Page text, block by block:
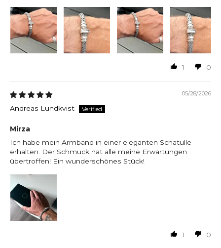
1 0
05/28/2026
Andreas Lundkvist
Mirza
Ich habe mein Armband in einer eleganten Schatulle
erhalten. Der Schmuck hat alle meine Erwartungen
übertroffen! Ein wunderschönes Stück!
1 0